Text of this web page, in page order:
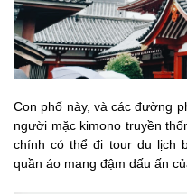
Con phố này, và các đường
người mặc kimono truyền
chính có thể đi tour du lịch
quần áo mang đậm dấu ấn